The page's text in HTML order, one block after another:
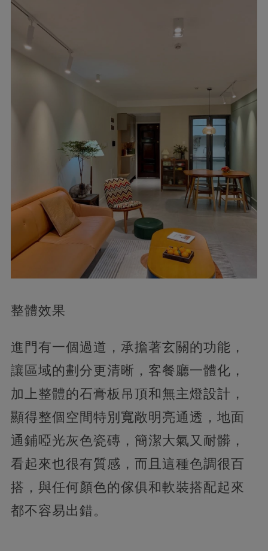
整體效果
進門有一個過道，承擔著玄關的功能，
讓區域的劃分更清晰，客餐廳一體化，
加上整體的石膏板吊頂和無主燈設計，
顯得整個空間特別寬敞明亮通透，地面
通鋪啞光灰色瓷磚，簡潔大氣又耐髒，
看起來也很有質感，而且這種色調很百
搭，與任何顏色的傢俱和軟裝搭配起來
都不容易出錯。